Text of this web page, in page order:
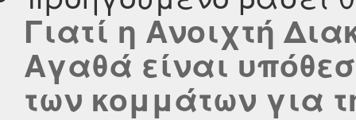
Γιατί η Ανοιχτή
Αγαθά είναι
των κομμάτων για